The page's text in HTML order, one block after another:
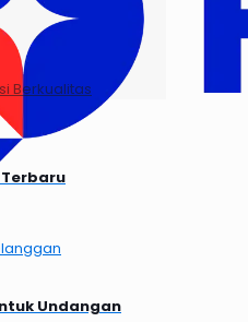
Berkualitas
Undangan